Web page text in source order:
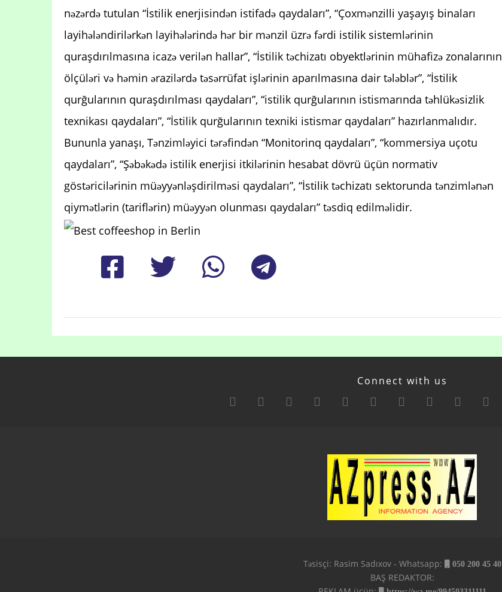
nəzərdə tutulan “İstilik enerjisindən istifadə qaydaları”, “Çoxmənzilli yaşayış binaları
layihələndirilərkən layihələrində hər bir mənzil üzrə fərdi istilik sistemlərinin
quraşdırılmasına icazə verilən hallar”, “İstilik təchizatı obyektlərinin mühafizə zonalarının
ölçüləri və həmin ərazilərdə təsərrüfat işlərinin aparılmasına dair tələblər”, “İstilik
qurğularının quraşdırılması qaydaları”, “istilik qurğularının istismarında təhlükəsizlik
texnikası qaydaları”, “İstilik qurğularının texniki istismar qaydaları” hazırlanmalıdır.
Bununla yanaşı, Tənzimləyici tərəfindən “Monitorinq qaydaları”, “kommersiya uçotu
qaydaları”, “Şəbəkədə istilik enerjisi itkilərinin hesabat dövrü üçün normativ
göstəricilərinin müəyyənləşdirilməsi qaydaları”, “İstilik təchizatı sektorunda tənzimlənən
qiymətlərin (tariflərin) müəyyən olunması qaydaları” təsdiq edilməlidir.
Connect with us
Təsisçi: Rasim Sadıxov - Whatsapp: 050 200 45 40
BAŞ REDAKTOR: